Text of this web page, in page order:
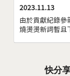
2023.11.13
由於貢獻紀錄參
燒燙燙新詞暫且
快分